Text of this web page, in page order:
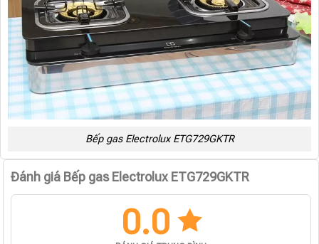
Bếp gas Electrolux ETG729GKTR
Đánh giá Bếp gas Electrolux ETG729GKTR
0.0